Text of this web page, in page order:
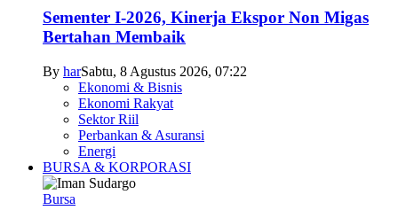
Sementer I-2026, Kinerja Ekspor Non Migas
Bertahan Membaik
By harSabtu, 8 Agustus 2026, 07:22
Ekonomi & Bisnis
Ekonomi Rakyat
Sektor Riil
Perbankan & Asuransi
Energi
BURSA & KORPORASI
Bursa